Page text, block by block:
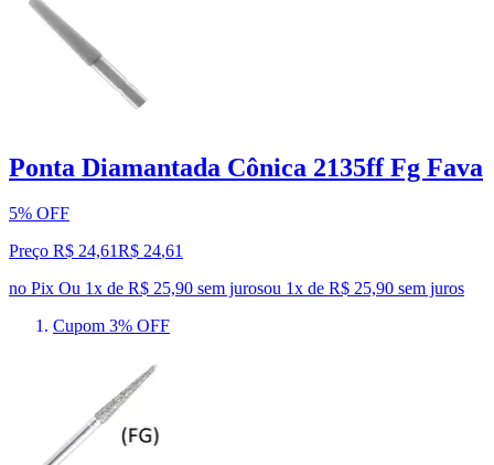
Ponta Diamantada Cônica 2135ff Fg Fava
5% OFF
Preço R$ 24,61R$ 24,61
no Pix Ou 1x de R$ 25,90 sem jurosou 1x de R$ 25,90 sem juros
Cupom 3% OFF